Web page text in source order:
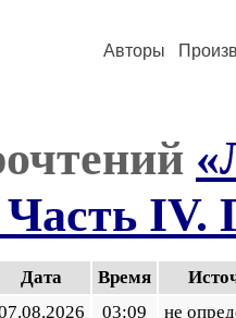
Авторы
IV.
Дата Время
03:09
не